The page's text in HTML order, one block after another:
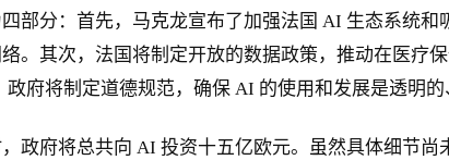
四部分：首先，马克龙宣布了加强法国 AI 生态系统
。其次，法国将制定开放的数据政策，推动在医疗
政府将制定道德规范，确保 AI 的使用和发展是透明的
政府将总共向 AI 投资十五亿欧元。虽然具体细节